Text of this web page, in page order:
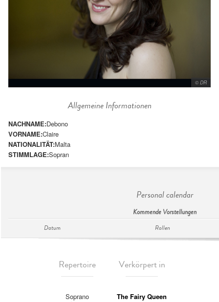
© DR
Allgemeine Informationen
NACHNAME:Debono
VORNAME:Claire
NATIONALITÄT:Malta
STIMMLAGE:Sopran
Personal calendar
Kommende Vorstellungen
Datum Rollen
Repertoire Verkörpert in
Soprano
The Fairy Queen